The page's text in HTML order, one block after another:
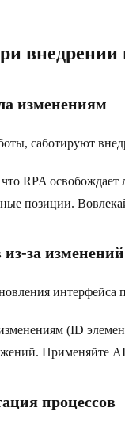
изменениям
саботируют
RPA освобождает
позиции.
за
(ID
Применяйте
процессов